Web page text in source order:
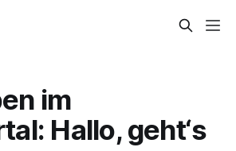
im
Hallo, geht‘s